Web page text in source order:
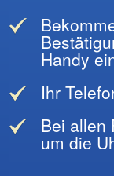
Handy
Ihr
Bei allen
um die